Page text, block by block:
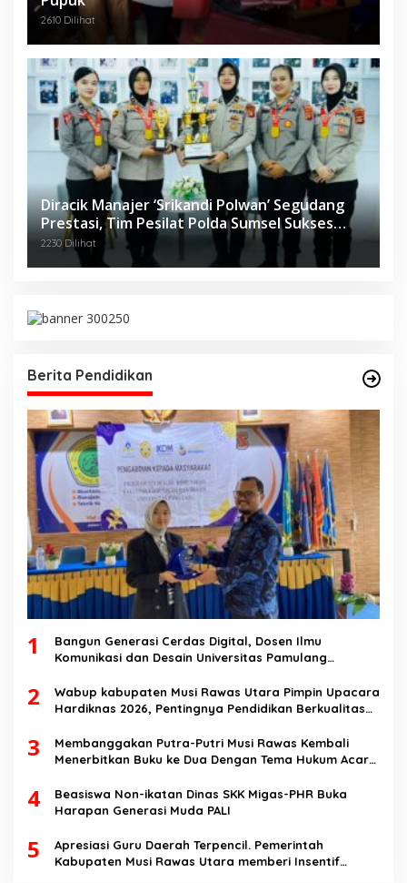
2610 Dilihat
Diracik Manajer ‘Srikandi Polwan’ Segudang
Prestasi, Tim Pesilat Polda Sumsel Sukses
Diajang Kejurnas Menpora Cup II 2024
2230 Dilihat
Berita Pendidikan
1
Bangun Generasi Cerdas Digital, Dosen Ilmu
Komunikasi dan Desain Universitas Pamulang
Speech di SMK Ikhlas Jawilan
2
Wabup kabupaten Musi Rawas Utara Pimpin Upacara
Hardiknas 2026, Pentingnya Pendidikan Berkualitas
3
Membanggakan Putra-Putri Musi Rawas Kembali
Menerbitkan Buku ke Dua Dengan Tema Hukum Acara
4
Beasiswa Non-ikatan Dinas SKK Migas-PHR Buka
Harapan Generasi Muda PALI
5
Apresiasi Guru Daerah Terpencil. Pemerintah
Kabupaten Musi Rawas Utara memberi Insentif